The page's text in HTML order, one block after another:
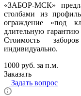
«ЗАБОР-МСК»
столбами из
ограждение «под
длительную
Стоимость
индивидуально.
1000 руб. за п.м.
Заказать
Задать вопрос